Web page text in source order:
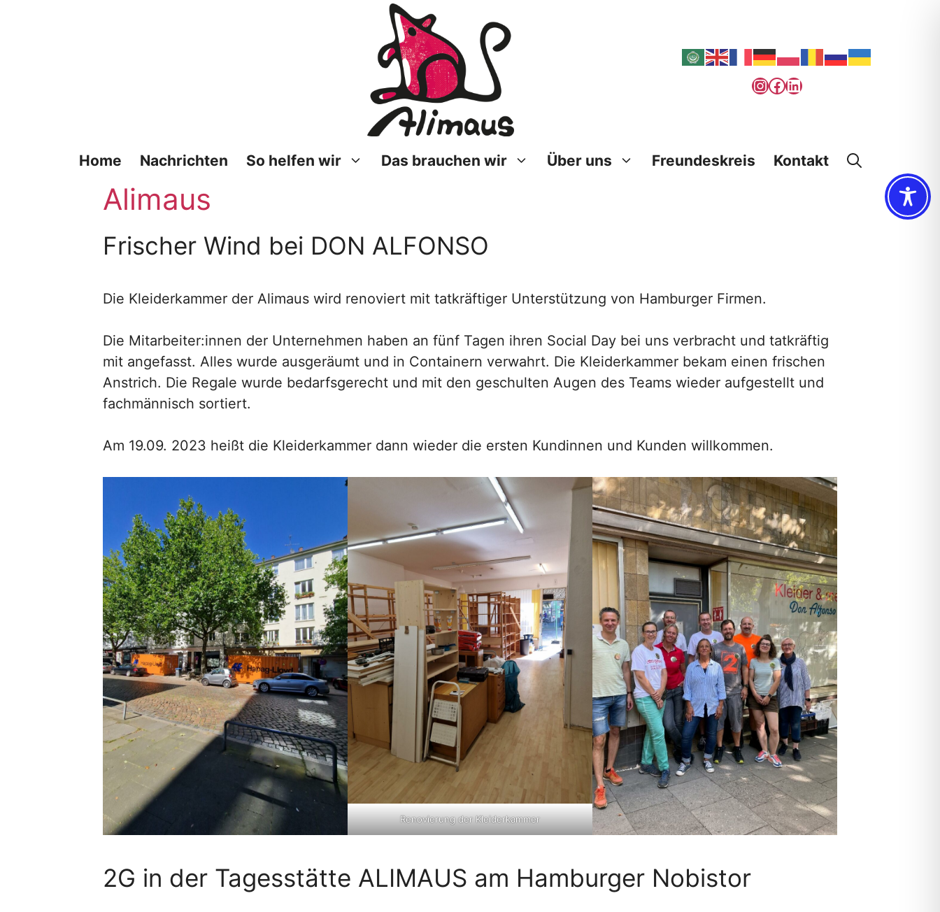
Instagram
Facebook
LinkedIn
Home Nachrichten So helfen wir Das brauchen wir Über uns Freundeskreis Kontakt
Alimaus
Frischer Wind bei DON ALFONSO
Die Kleiderkammer der Alimaus wird renoviert mit tatkräftiger Unterstützung von Hamburger Firmen.
Die Mitarbeiter:innen der Unternehmen haben an fünf Tagen ihren Social Day bei uns verbracht und tatkräftig
mit angefasst. Alles wurde ausgeräumt und in Containern verwahrt. Die Kleiderkammer bekam einen frischen
Anstrich. Die Regale wurde bedarfsgerecht und mit den geschulten Augen des Teams wieder aufgestellt und
fachmännisch sortiert.
Am 19.09. 2023 heißt die Kleiderkammer dann wieder die ersten Kundinnen und Kunden willkommen.
Renovierung der Kleiderkammer
2G in der Tagesstätte ALIMAUS am Hamburger Nobistor